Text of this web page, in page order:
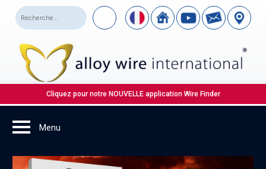
Cliquez pour notre NOUVELLE application Wire Finder